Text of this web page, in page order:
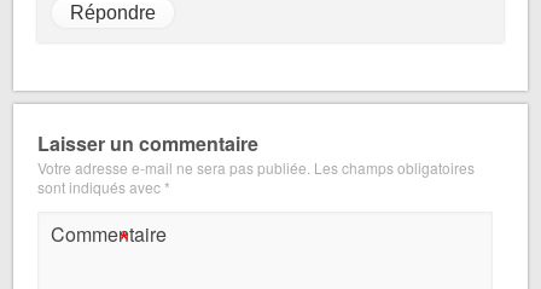
Répondre
Laisser un commentaire
Votre adresse e-mail ne sera pas publiée. Les champs obligatoires
sont indiqués avec*
Commentaire
*